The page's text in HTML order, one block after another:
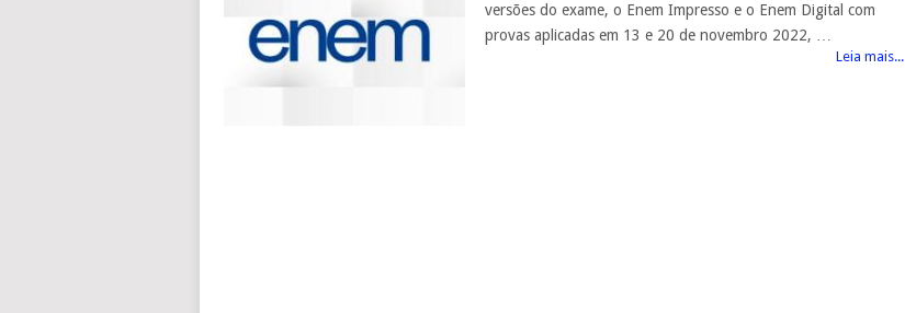
versões do exame, o Enem Impresso e o Enem Digital com
provas aplicadas em 13 e 20 de novembro 2022, …
Leia mais...